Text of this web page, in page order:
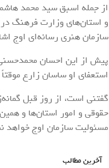
از جمله اسبق سید محمد
و استان‌های وزارت فرهنگ در
سازمان هنری رسانه‌‌ای اوج
استعفای او ساسان زارع
گفتنی است، از روز قبل
حقوقی و امور استان‌ها و
مسئولیت سازمان اوج
آخرین مطالب